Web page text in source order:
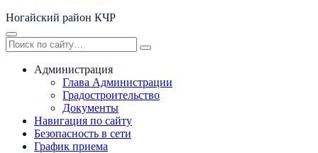
Ногайский район КЧР
Администрация
Глава Администрации
Градостроительство
Документы
Навигация по сайту
Безопасность в сети
График приема